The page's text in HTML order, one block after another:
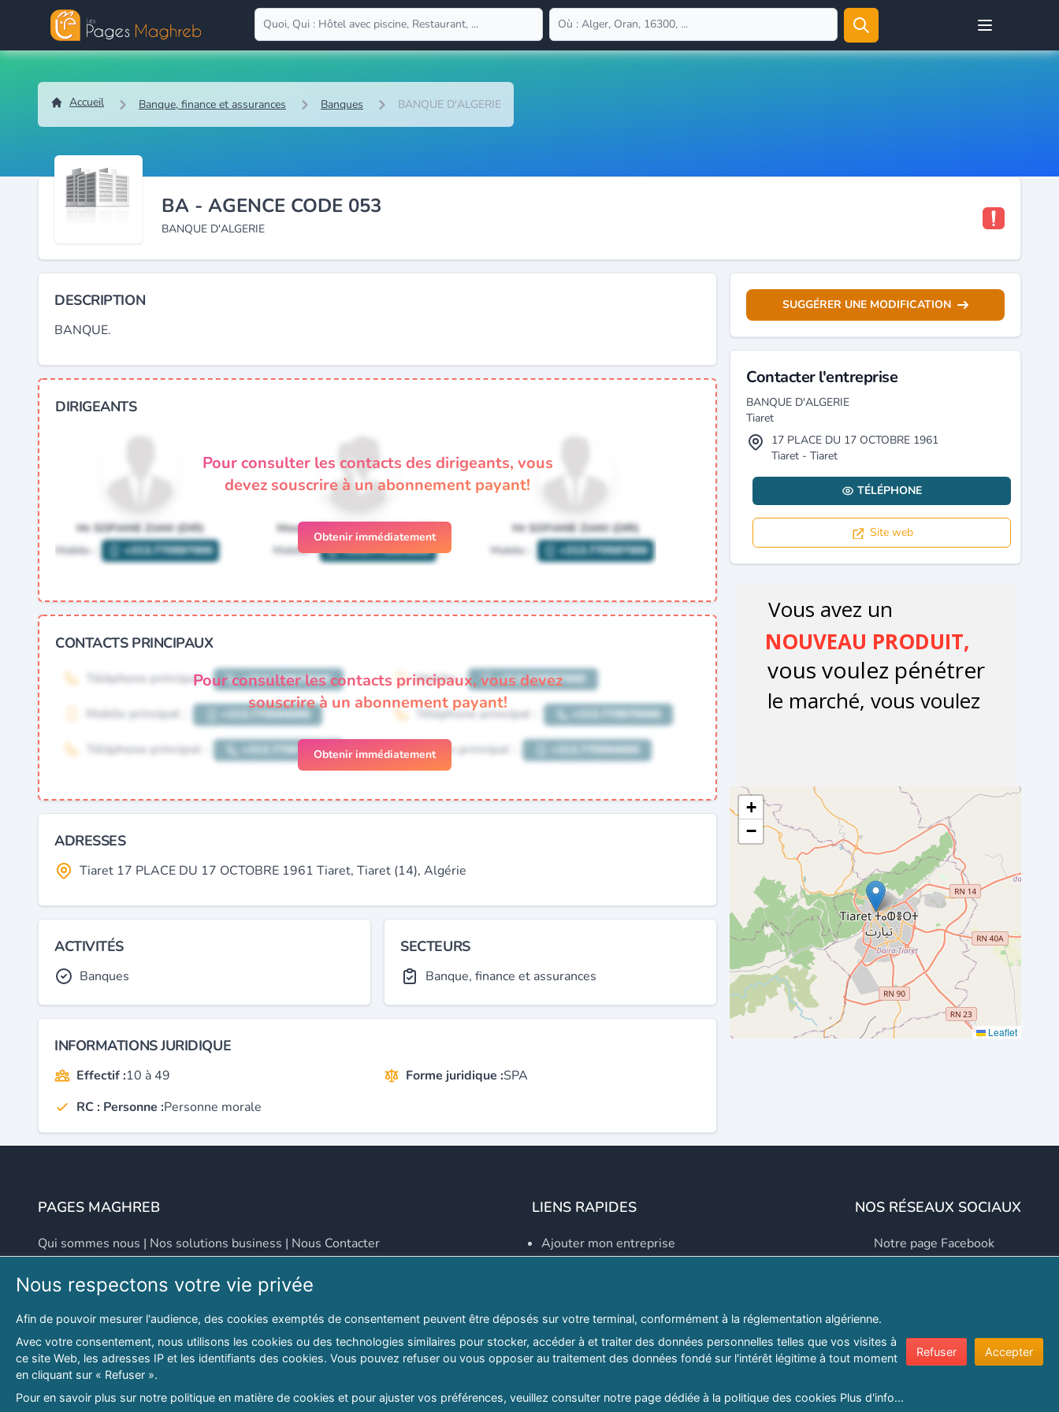
Open user menu
Accueil Banque, finance et assurances Banques BANQUE D'ALGERIE
BA - AGENCE CODE 053
BANQUE D'ALGERIE
DESCRIPTION
BANQUE.
DIRIGEANTS
Pour consulter les contacts des dirigeants, vous
devez souscrire à un abonnement payant!
Obtenir immédiatement
CONTACTS PRINCIPAUX
Pour consulter les contacts principaux, vous devez
souscrire à un abonnement payant!
Obtenir immédiatement
ADRESSES
Tiaret 17 PLACE DU 17 OCTOBRE 1961 Tiaret, Tiaret (14), Algérie
ACTIVITÉS
Banques
SECTEURS
Banque, finance et assurances
INFORMATIONS JURIDIQUE
Effectif :10 à 49 Forme juridique :SPA
RC : Personne :Personne morale
SUGGÉRER UNE MODIFICATION
Contacter l'entreprise
BANQUE D'ALGERIE
Tiaret
17 PLACE DU 17 OCTOBRE 1961
Tiaret - Tiaret
TÉLÉPHONE
Site web
+
−
Leaflet
PAGES MAGHREB
Qui sommes nous | Nos solutions business | Nous Contacter
Adresse
46 LOT. PETITE PROVENCE SIDI YAHIA
Hydra, Alger (16), Algérie
Email
contact@lespagesmaghreb.com
LIENS RAPIDES
Ajouter mon entreprise
Explorer par secteurs
Explorer par willayas
NOS RÉSEAUX SOCIAUX
Notre page Facebook
Notre page Twitter
Nous respectons votre vie privée
Afin de pouvoir mesurer l'audience, des cookies exemptés de consentement peuvent être déposés sur votre terminal, conformément à la réglementation algérienne.
Avec votre consentement, nous utilisons les cookies ou des technologies similaires pour stocker, accéder à et traiter des données personnelles telles que vos visites à
ce site Web, les adresses IP et les identifiants des cookies. Vous pouvez refuser ou vous opposer au traitement des données fondé sur l'intérêt légitime à tout moment
en cliquant sur « Refuser ».
Pour en savoir plus sur notre politique en matière de cookies et pour ajuster vos préférences, veuillez consulter notre page dédiée à la politique des cookies Plus d'info...
Refuser Accepter